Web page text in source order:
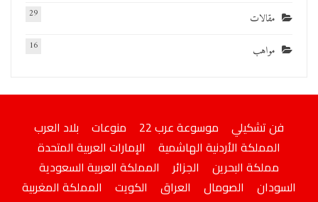
مقالات 29
مواهب 16
فن تشكيلي موسوعة عرب 22 منوعات
بلاد العرب
المملكة الأردنية الهاشمية
الإمارات العربية المتحدة
مملكة البحرين
الجزائر
المملكة العربية السعودية
السودان
الصومال العراق الكويت
المملكة المغربية